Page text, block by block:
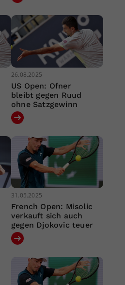
26.08.2025
US Open: Ofner
bleibt gegen Ruud
ohne Satzgewinn
31.05.2025
French Open: Misolic
verkauft sich auch
gegen Djokovic teuer